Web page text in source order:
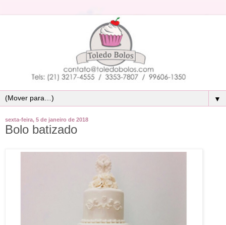
▼
sexta-feira, 5 de janeiro de 2018
Bolo batizado